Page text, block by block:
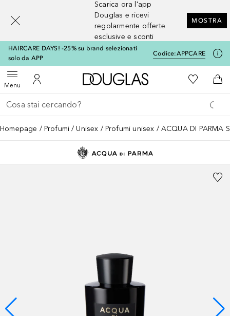
Scarica ora l'app
Douglas e ricevi
regolarmente offerte
esclusive e sconti
MOSTRA
HAIRCARE DAYS! -25% su brand selezionati
solo da APP
Codice:APPCARE
MenuApri menuAl Mio Account
A Douglas HomeAlla Mia
Al
Torna indietro
Esegui ricerca
Homepage Profumi Unisex Profumi unisex ACQUA DI PARMA
[navigation.slideout.screenreader]